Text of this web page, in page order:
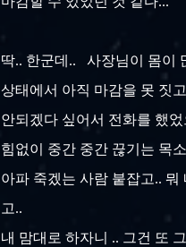
딱.. 한군데.. 사장님이 몸이
상태에서 아직 마감을 못 짓
안되겠다 싶어서 전화를 했
힘없이 중간 중간 끊기는 목
아파 죽겠는 사람 붙잡고..
고..
내 맘대로 하자니 .. 그건 또